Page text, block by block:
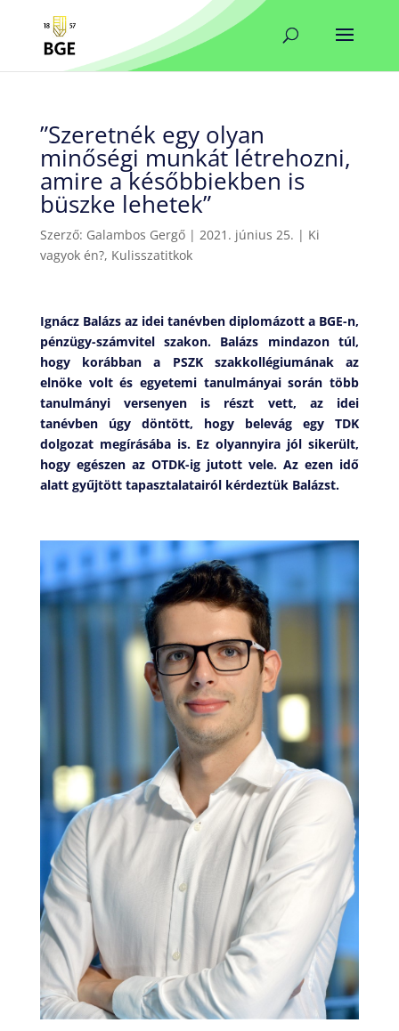
”Szeretnék egy olyan
minőségi munkát létrehozni,
amire a későbbiekben is
büszke lehetek”
Szerző: Galambos Gergő| 2021. június 25. | Ki
vagyok én?, Kulisszatitkok
Ignácz Balázs az idei tanévben diplomázott a BGE-n,
pénzügy-számvitel szakon. Balázs mindazon túl,
hogy korábban a PSZK szakkollégiumának az
elnöke volt és egyetemi tanulmányai során több
tanulmányi versenyen is részt vett, az idei
tanévben úgy döntött, hogy belevág egy TDK
dolgozat megírásába is. Ez olyannyira jól sikerült,
hogy egészen az OTDK-ig jutott vele. Az ezen idő
alatt gyűjtött tapasztalatairól kérdeztük Balázst.